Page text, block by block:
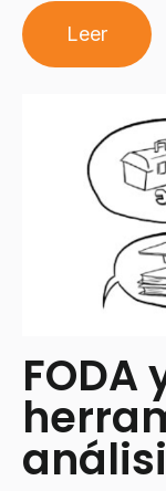
Leer
FODA